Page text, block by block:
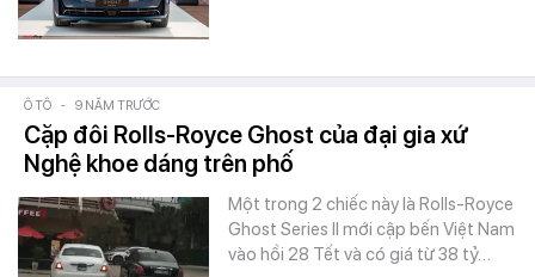
Ô TÔ - 9 NĂM TRƯỚC
Cặp đôi Rolls-Royce Ghost của đại gia xứ
Nghệ khoe dáng trên phố
Một trong 2 chiếc này là Rolls-Royce
Ghost Series II mới cập bến Việt Nam
vào hồi 28 Tết và có giá từ 38 tỷ…